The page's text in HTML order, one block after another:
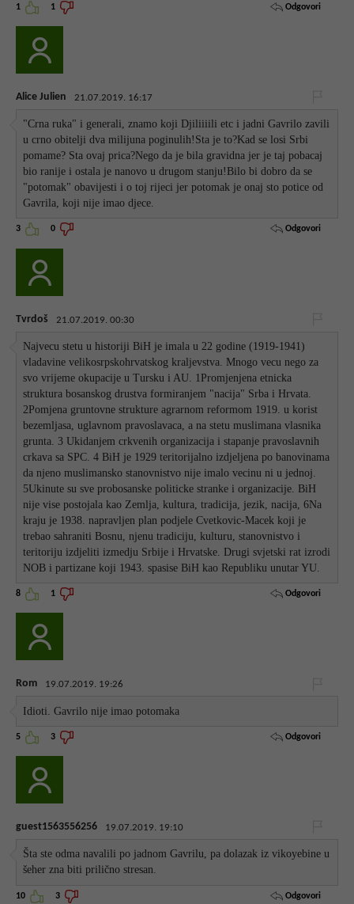
1 1 Odgovori
Alice Julien 21.07.2019. 16:17
"Crna ruka" i generali, znamo koji Djiliiiili etc i jadni Gavrilo zavili
u crno obitelji dva milijuna poginulih!Sta je to?Kad se losi Srbi
pomame? Sta ovaj prica?Nego da je bila gravidna jer je taj pobacaj
bio ranije i ostala je nanovo u drugom stanju!Bilo bi dobro da se
"potomak" obavijesti i o toj rijeci jer potomak je onaj sto potice od
Gavrila, koji nije imao djece.
3 0 Odgovori
Tvrdoš 21.07.2019. 00:30
Najvecu stetu u historiji BiH je imala u 22 godine (1919-1941)
vladavine velikosrpskohrvatskog kraljevstva. Mnogo vecu nego za
svo vrijeme okupacije u Tursku i AU. 1Promjenjena etnicka
struktura bosanskog drustva formiranjem "nacija" Srba i Hrvata.
2Pomjena gruntovne strukture agrarnom reformom 1919. u korist
bezemljasa, uglavnom pravoslavaca, a na stetu muslimana vlasnika
grunta. 3 Ukidanjem crkvenih organizacija i stapanje pravoslavnih
crkava sa SPC. 4 BiH je 1929 teritorijalno izdjeljena po banovinama
da njeno muslimansko stanovnistvo nije imalo vecinu ni u jednoj.
5Ukinute su sve probosanske politicke stranke i organizacije. BiH
nije vise postojala kao Zemlja, kultura, tradicija, jezik, nacija, 6Na
kraju je 1938. napravljen plan podjele Cvetkovic-Macek koji je
trebao sahraniti Bosnu, njenu tradiciju, kulturu, stanovnistvo i
teritoriju izdjeliti izmedju Srbije i Hrvatske. Drugi svjetski rat izrodi
NOB i partizane koji 1943. spasise BiH kao Republiku unutar YU.
8 1 Odgovori
Rom 19.07.2019. 19:26
Idioti. Gavrilo nije imao potomaka
5 3 Odgovori
guest1563556256 19.07.2019. 19:10
Šta ste odma navalili po jadnom Gavrilu, pa dolazak iz vikoyebine u
šeher zna biti prilično stresan.
10 3 Odgovori